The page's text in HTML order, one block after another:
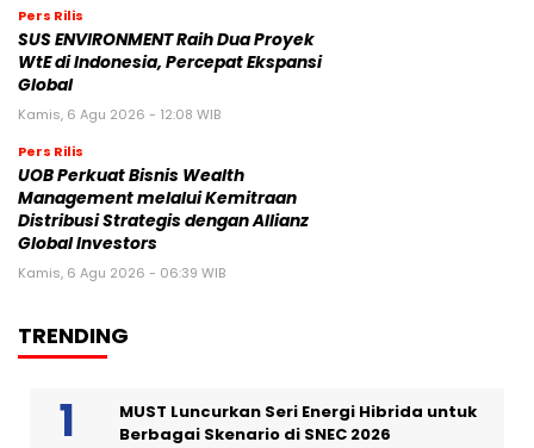
Pers Rilis
SUS ENVIRONMENT Raih Dua Proyek
WtE di Indonesia, Percepat Ekspansi
Global
Kamis, 6 Agu 2026 - 12:08 WIB
Pers Rilis
UOB Perkuat Bisnis Wealth
Management melalui Kemitraan
Distribusi Strategis dengan Allianz
Global Investors
Kamis, 6 Agu 2026 - 06:39 WIB
TRENDING
MUST Luncurkan Seri Energi Hibrida untuk
Berbagai Skenario di SNEC 2026